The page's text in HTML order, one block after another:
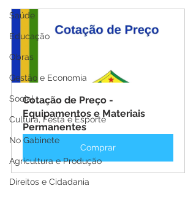
Saúde
Educação
Obras
Gestão e Economia
Social
Cultura, Festa e Esporte
No Gabinete
Agricultura e Produção
Direitos e Cidadania
Cotação de Preço -
Equipamentos e Materiais
Permanentes
Comprar